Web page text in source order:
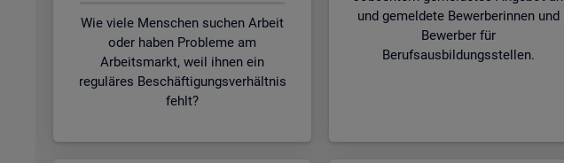
Wie viele Menschen suchen Arbeit
oder haben Probleme am
Arbeitsmarkt, weil ihnen ein
reguläres Beschäftigungsverhältnis
fehlt?
und gemeldete Bewerberinnen und
Bewerber für
Berufsausbildungsstellen.